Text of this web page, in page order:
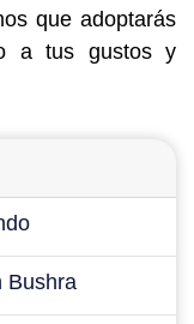
que adoptarás
a tus gustos y
Bushra